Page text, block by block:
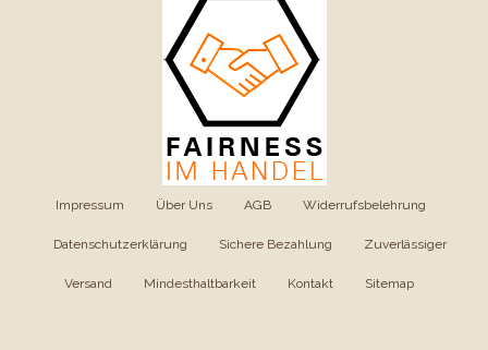
Impressum Über Uns AGB Widerrufsbelehrung
Datenschutzerklärung Sichere Bezahlung Zuverlässiger
Versand Mindesthaltbarkeit Kontakt Sitemap